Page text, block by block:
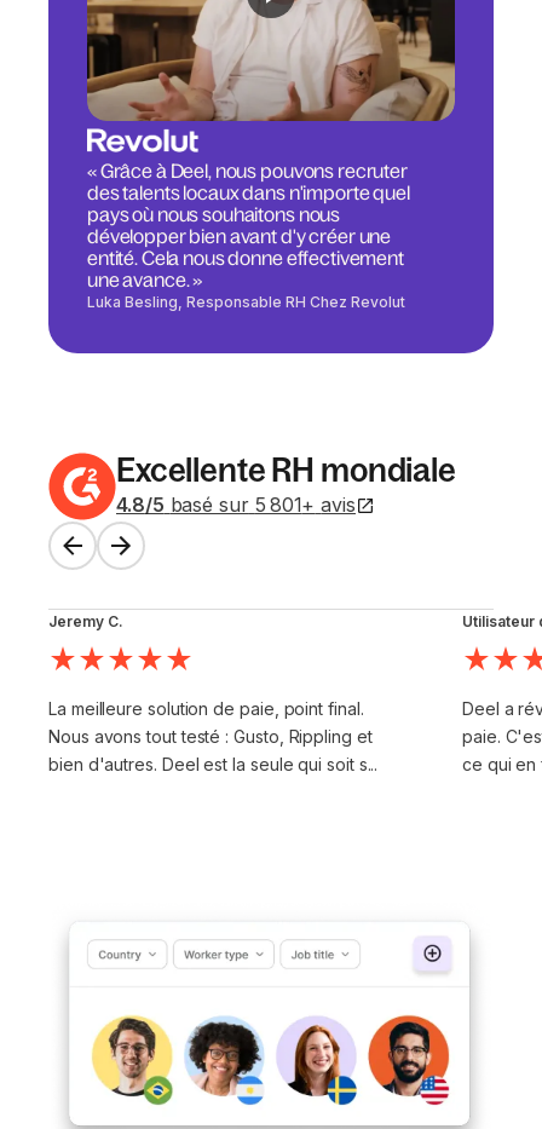
« Grâce à Deel, nous pouvons recruter
des talents locaux dans n'importe quel
pays où nous souhaitons nous
développer bien avant d'y créer une
entité. Cela nous donne effectivement
une avance. »
Luka Besling, Responsable RH Chez Revolut
Excellente RH mondiale
4.8/5 basé sur 5 801+ avis
Jeremy C.
La meilleure solution de paie, point final.
Nous avons tout testé : Gusto, Rippling et
bien d'autres. Deel est la seule qui soit s...
Utilisateur
Deel a
paie.
ce qui en